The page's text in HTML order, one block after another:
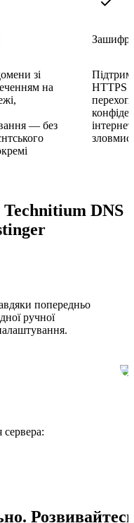
зі
на
— без
HTTPS
DNS
попередньо
ручної